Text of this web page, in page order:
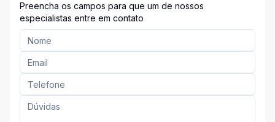
Preencha os campos para que um de nossos
especialistas entre em contato